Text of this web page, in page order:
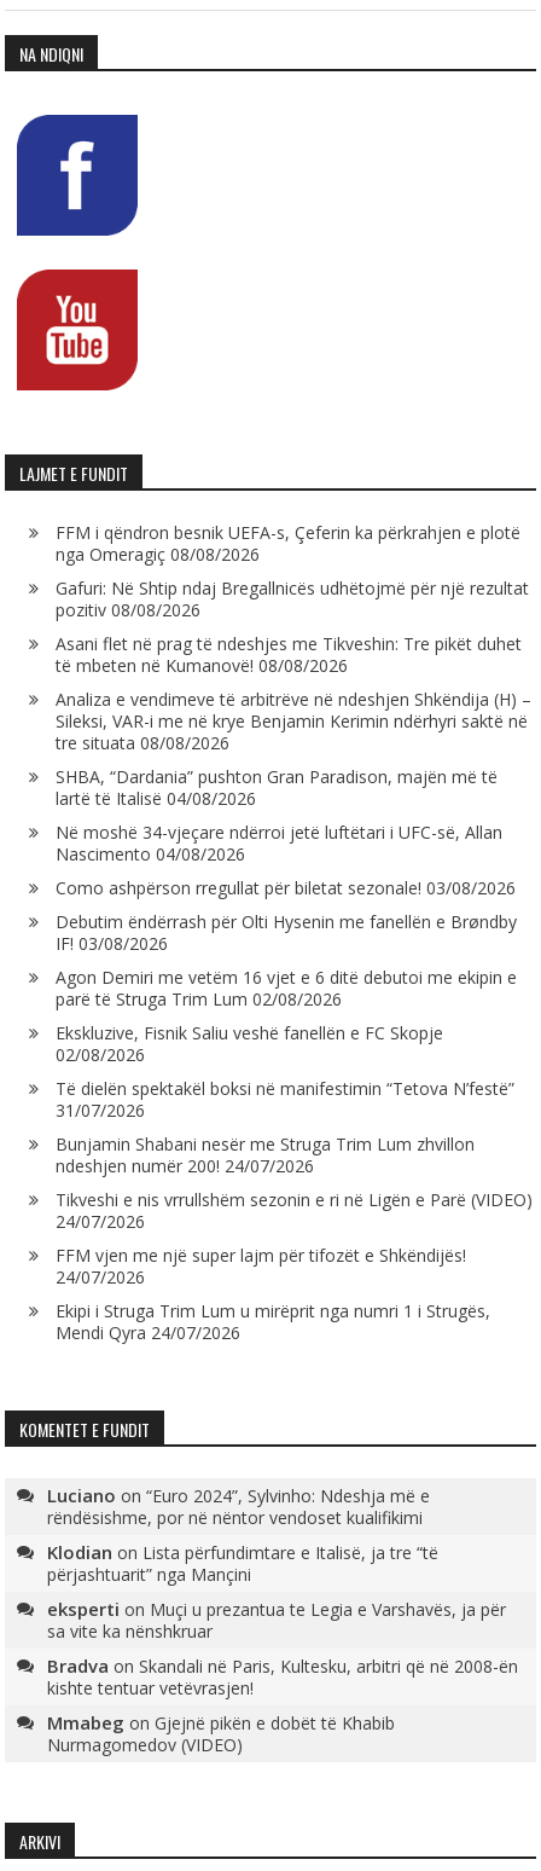
NA NDIQNI
LAJMET E FUNDIT
FFM i qëndron besnik UEFA-s, Çeferin ka përkrahjen e plotë
nga Omeragiç 08/08/2026
Gafuri: Në Shtip ndaj Bregallnicës udhëtojmë për një rezultat
pozitiv 08/08/2026
Asani flet në prag të ndeshjes me Tikveshin: Tre pikët duhet
të mbeten në Kumanovë! 08/08/2026
Analiza e vendimeve të arbitrëve në ndeshjen Shkëndija (H) –
Sileksi, VAR-i me në krye Benjamin Kerimin ndërhyri saktë në
tre situata 08/08/2026
SHBA, “Dardania” pushton Gran Paradison, majën më të
lartë të Italisë 04/08/2026
Në moshë 34-vjeçare ndërroi jetë luftëtari i UFC-së, Allan
Nascimento 04/08/2026
Como ashpërson rregullat për biletat sezonale! 03/08/2026
Debutim ëndërrash për Olti Hysenin me fanellën e Brøndby
IF! 03/08/2026
Agon Demiri me vetëm 16 vjet e 6 ditë debutoi me ekipin e
parë të Struga Trim Lum 02/08/2026
Ekskluzive, Fisnik Saliu veshë fanellën e FC Skopje
02/08/2026
Të dielën spektakël boksi në manifestimin “Tetova N’festë”
31/07/2026
Bunjamin Shabani nesër me Struga Trim Lum zhvillon
ndeshjen numër 200! 24/07/2026
Tikveshi e nis vrrullshëm sezonin e ri në Ligën e Parë (VIDEO)
24/07/2026
FFM vjen me një super lajm për tifozët e Shkëndijës!
24/07/2026
Ekipi i Struga Trim Lum u mirëprit nga numri 1 i Strugës,
Mendi Qyra 24/07/2026
KOMENTET E FUNDIT
Luciano on“Euro 2024”, Sylvinho: Ndeshja më e
rëndësishme, por në nëntor vendoset kualifikimi
Klodian on Lista përfundimtare e Italisë, ja tre “të
përjashtuarit” nga Mançini
eksperti on Muçi u prezantua te Legia e Varshavës, ja për
sa vite ka nënshkruar
Bradva onSkandali në Paris, Kultesku, arbitri që në 2008-ën
kishte tentuar vetëvrasjen!
Mmabeg onGjejnë pikën e dobët të Khabib
Nurmagomedov (VIDEO)
ARKIVI